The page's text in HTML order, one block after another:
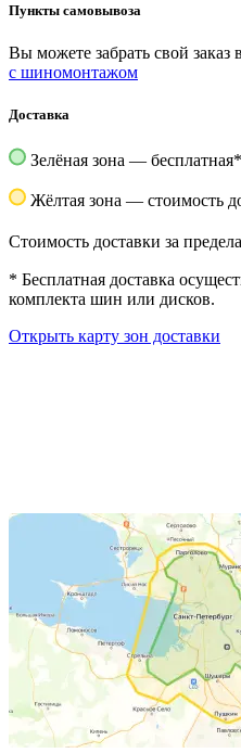
Пункты самовывоза
Вы можете забрать свой заказ
с шиномонтажом
Доставка
Зелёная зона — бесплатная*
Жёлтая зона — стоимость
Стоимость доставки за
* Бесплатная доставка
комплекта шин или дисков.
Открыть карту зон доставки